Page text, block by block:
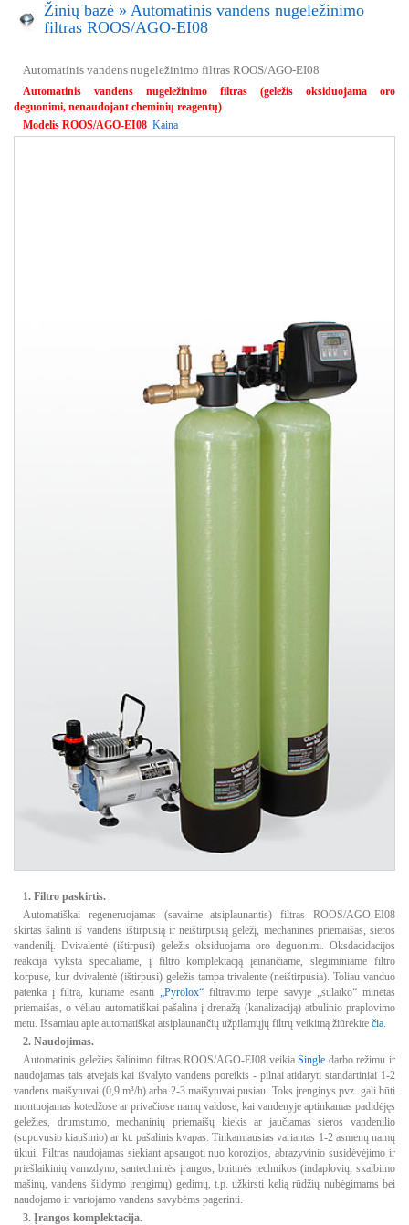
Žinių bazė » Automatinis vandens nugeležinimo
filtras ROOS/AGO-EI08
Automatinis vandens nugeležinimo filtras ROOS/AGO-EI08
Automatinis vandens nugeležinimo filtras (geležis oksiduojama oro
deguonimi, nenaudojant cheminių reagentų)
Modelis ROOS/AGO-EI08 Kaina
1. Filtro paskirtis.
Automatiškai regeneruojamas (savaime atsiplaunantis) filtras ROOS/AGO-EI08
skirtas šalinti iš vandens ištirpusią ir neištirpusią geležį, mechanines priemaišas, sieros
vandenilį. Dvivalentė (ištirpusi) geležis oksiduojama oro deguonimi. Oksdacidacijos
reakcija vyksta specialiame, į filtro komplektacją įeinančiame, slėgiminiame filtro
korpuse, kur dvivalentė (ištirpusi) geležis tampa trivalente (neištirpusia). Toliau vanduo
patenka į filtrą, kuriame esanti
„Pyrolox“filtravimo terpė savyje „sulaiko“ minėtas
priemaišas, o vėliau automatiškai pašalina į drenažą (kanalizaciją) atbulinio praplovimo
metu. Išsamiau apie automatiškai atsiplaunančių užpilamųjų filtrų veikimą žiūrėkite čia
2. Naudojimas.
Automatinis geležies šalinimo filtras ROOS/AGO-EI08 veikiaSingle darbo režimu ir
naudojamas tais atvejais kai išvalyto vandens poreikis - pilnai atidaryti standartiniai 1-2
vandens maišytuvai (0,9 m³/h) arba 2-3 maišytuvai pusiau. Toks įrenginys pvz. gali būti
montuojamas kotedžose ar privačiose namų valdose, kai vandenyje aptinkamas padidėjęs
geležies, drumstumo, mechaninių priemaišų kiekis ar jaučiamas sieros vandenilio
(supuvusio kiaušinio) ar kt. pašalinis kvapas. Tinkamiausias variantas 1-2 asmenų namų
ūkiui. Filtras naudojamas siekiant apsaugoti nuo korozijos, abrazyvinio susidėvėjimo ir
priešlaikinių vamzdyno, santechninės įrangos, buitinės technikos (indaplovių, skalbimo
mašinų, vandens šildymo įrengimų) gedimų, t.p. užkirsti kelią rūdžių nubėgimams bei
naudojamo ir vartojamo vandens savybėms pagerinti.
3. Įrangos komplektacija.